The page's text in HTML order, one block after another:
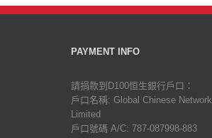
PAYMENT INFO
請捐款到D100恒生銀行戶口：
戶口名稱: Global Chinese Network
Limited
戶口號碼 A/C: 787-087998-883